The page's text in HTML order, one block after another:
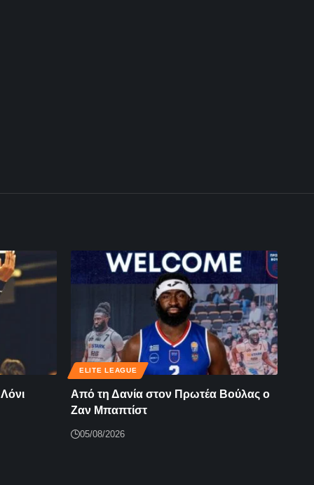
ELITE LEAGUE
Από τη Δανία στον Πρωτέα Βούλας ο
Ζαν Μπαπτίστ
05/08/2026